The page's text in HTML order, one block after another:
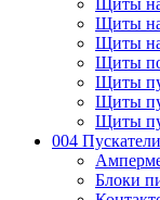
Щиты
Щиты
Щиты
Щиты
Щиты
Щиты
Щиты
004
Блоки